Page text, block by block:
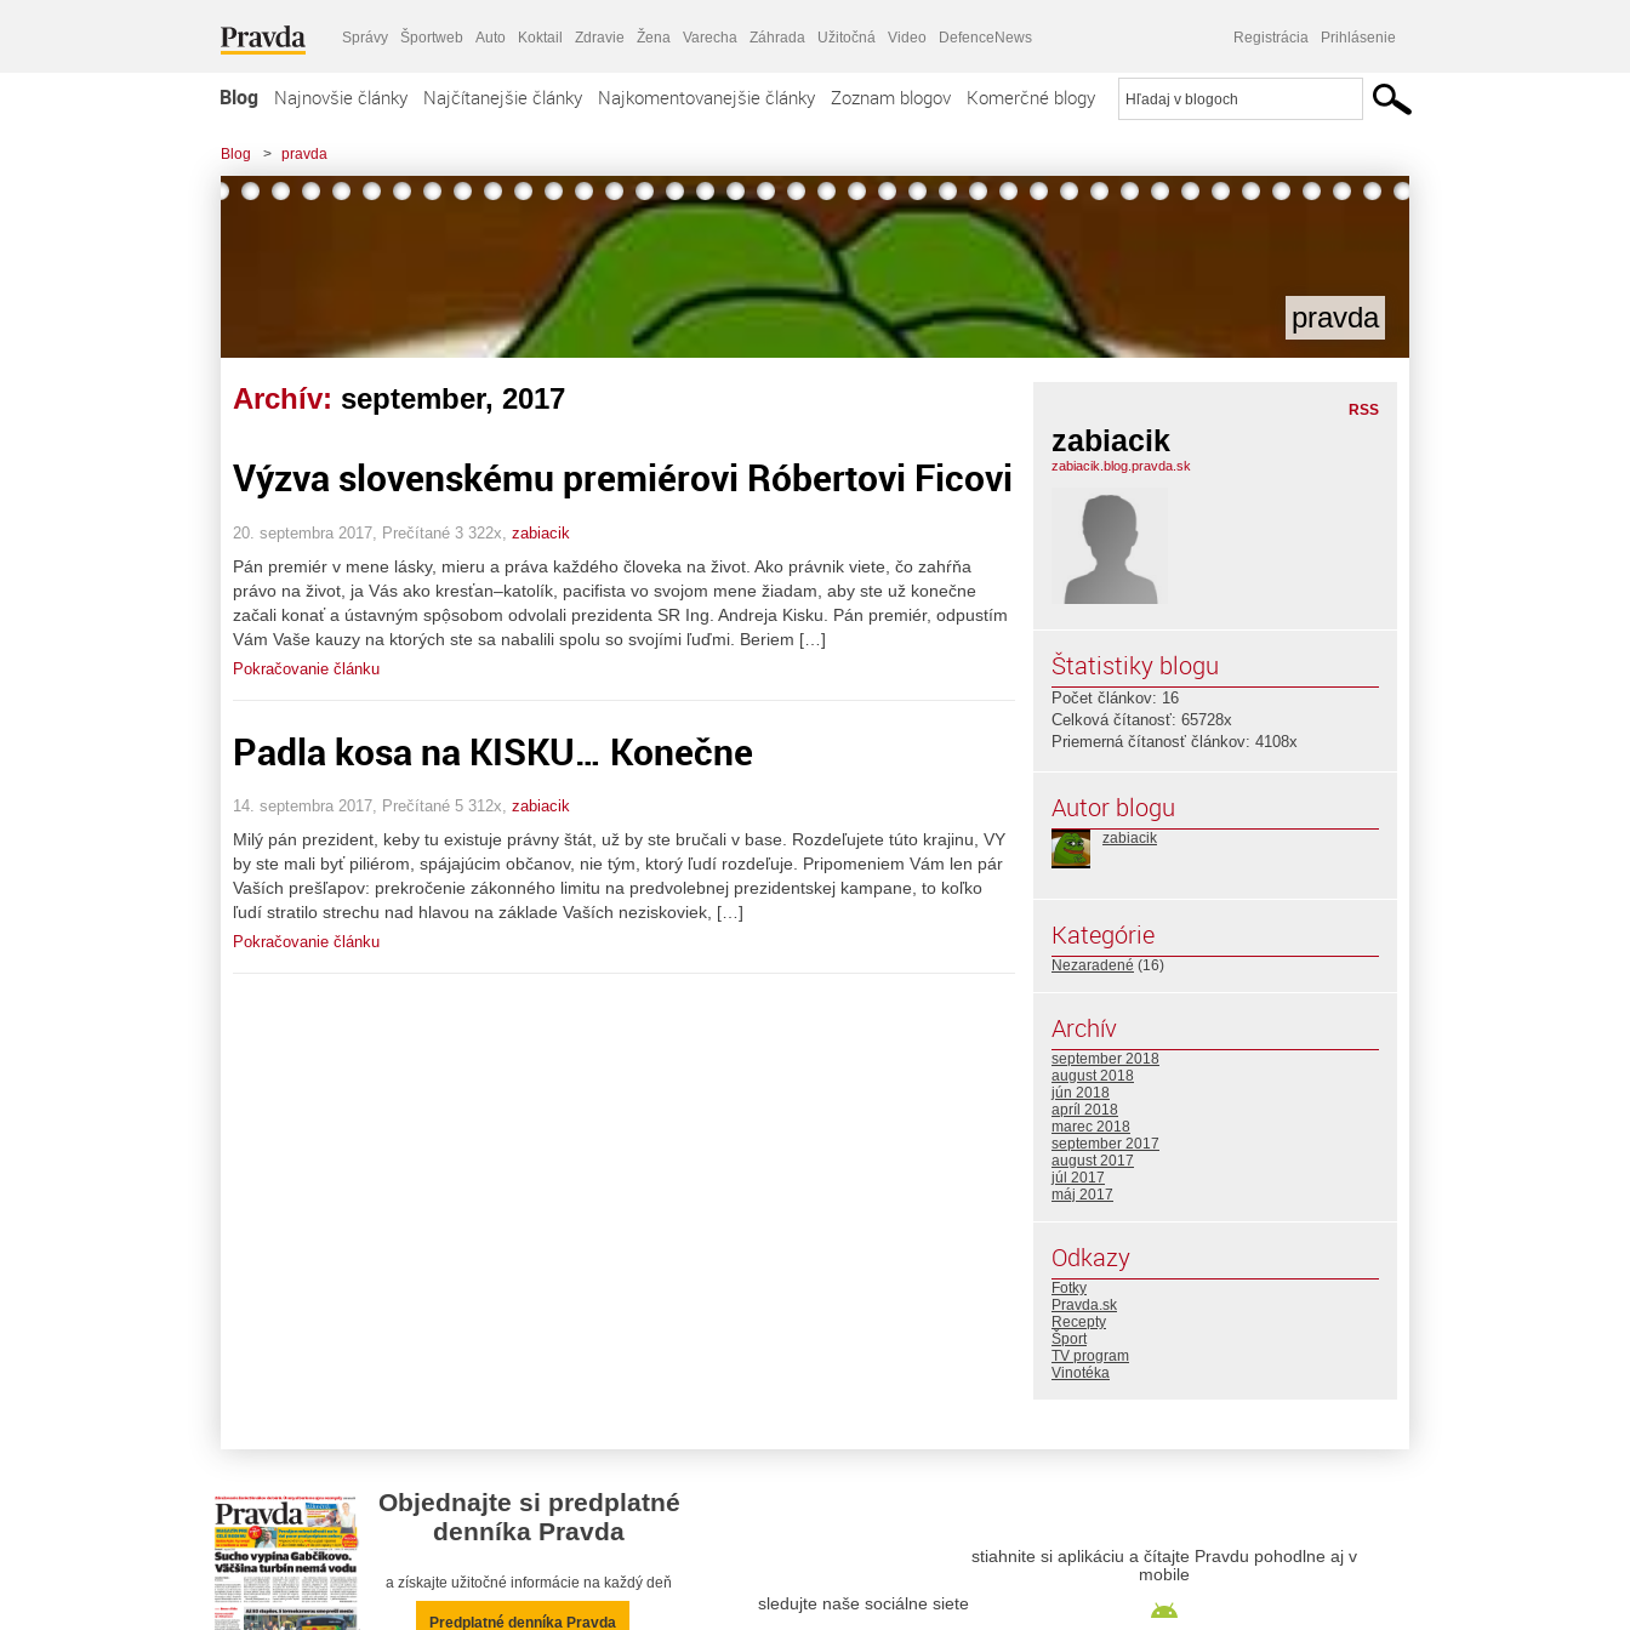
Správy Športweb Auto Koktail Zdravie Žena Varecha Záhrada Užitočná Video DefenceNews Registrácia Prihlásenie
Blog Najnovšie články Najčítanejšie články Najkomentovanejšie články Zoznam blogov Komerčné blogy
Blog > pravda
pravda
Archív: september, 2017
Výzva slovenskému premiérovi Róbertovi Ficovi
20. septembra 2017, Prečítané 3 322x, zabiacik
Pán premiér v mene lásky, mieru a práva každého človeka na život. Ako právnik viete, čo zahŕňa
právo na život, ja Vás ako kresťan–katolík, pacifista vo svojom mene žiadam, aby ste už konečne
začali konať a ústavným spộsobom odvolali prezidenta SR Ing. Andreja Kisku. Pán premiér, odpustím
Vám Vaše kauzy na ktorých ste sa nabalili spolu so svojími ľuďmi. Beriem […]
Pokračovanie článku
Padla kosa na KISKU… Konečne
14. septembra 2017, Prečítané 5 312x, zabiacik
Milý pán prezident, keby tu existuje právny štát, už by ste bručali v base. Rozdeľujete túto krajinu, VY
by ste mali byť piliérom, spájajúcim občanov, nie tým, ktorý ľudí rozdeľuje. Pripomeniem Vám len pár
Vaších prešľapov: prekročenie zákonného limitu na predvolebnej prezidentskej kampane, to koľko
ľudí stratilo strechu nad hlavou na základe Vaších neziskoviek, […]
Pokračovanie článku
RSS
zabiacik
zabiacik.blog.pravda.sk
Štatistiky blogu
Počet článkov: 16
Celková čítanosť: 65728x
Priemerná čítanosť článkov: 4108x
Autor blogu
zabiacik
Kategórie
Nezaradené (16)
Archív
september 2018
august 2018
jún 2018
apríl 2018
marec 2018
september 2017
august 2017
júl 2017
máj 2017
Odkazy
Fotky
Pravda.sk
Recepty
Šport
TV program
Vinotéka
Objednajte si predplatné
denníka Pravda
a získajte užitočné informácie na každý deň
Predplatné denníka Pravda
sledujte naše sociálne siete
stiahnite si aplikáciu a čítajte Pravdu pohodlne aj v
mobile